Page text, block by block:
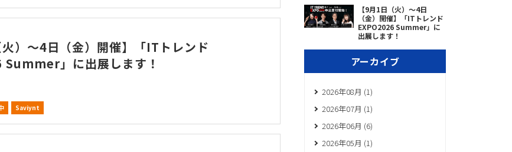
火）～4日（金）開催】「ITトレンド
Summer」に出展します！
Saviynt
【9月1日（火）～4日
（金）開催】「ITトレンド
EXPO2026 Summer」に
出展します！
アーカイブ
2026年08月 (1)
2026年07月 (1)
2026年06月 (6)
2026年05月 (1)